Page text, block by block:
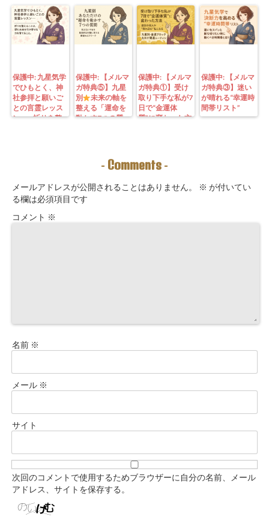
保護中: 九星気学
でひもとく、神
社参拝と願いご
との言霊レッス
ン—— 祈りを整
保護中: 【メルマ
ガ特典⑤】九星
別
未来の軸を
整える「運命を
動かす7つの質
ーチングできま
保護中: 【メルマ
ガ特典①】受け
取り下手な私が7
日で“金運体
質”に変わった方
九星別・金運ブ
ロックを外す開
保護中: 【メルマ
ガ特典③】迷い
が晴れる“幸運時
間帯リスト”
- Comments -
メールアドレスが公開されることはありません。 ※ が付いてい
る欄は必須項目です
コメント ※
名前 ※
メール ※
サイト
次回のコメントで使用するためブラウザーに自分の名前、メール
アドレス、サイトを保存する。